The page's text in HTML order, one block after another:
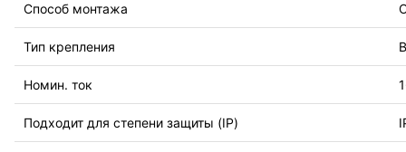
Способ монтажа
Тип крепления
Номин. ток
Подходит для степени защиты (IP)